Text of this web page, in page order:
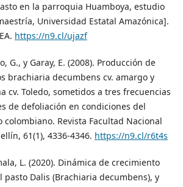
en la parroquia Huamboya, estudio
Universidad Estatal Amazónica].
https://n9.cl/ujazf
G., y Garay, E. (2008). Producción de
brachiaria decumbens cv. amargo y
cv. Toledo, sometidos a tres frecuencias
de defoliación en condiciones del
Revista Facultad Nacional
61(1), 4336-4346. https://n9.cl/r6t4s
L. (2020). Dinámica de crecimiento
pasto Dalis (Brachiaria decumbens), y